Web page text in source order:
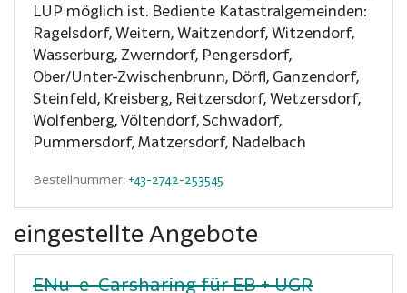
LUP möglich ist. Bediente Katastralgemeinden:
Ragelsdorf, Weitern, Waitzendorf, Witzendorf,
Wasserburg, Zwerndorf, Pengersdorf,
Ober/Unter-Zwischenbrunn, Dörfl, Ganzendorf,
Steinfeld, Kreisberg, Reitzersdorf, Wetzersdorf,
Wolfenberg, Völtendorf, Schwadorf,
Pummersdorf, Matzersdorf, Nadelbach
Bestellnummer: +43-2742-253545
eingestellte Angebote
ENu-e-Carsharing für EB + UGR